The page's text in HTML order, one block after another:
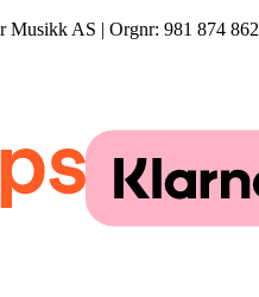
Musikk AS | Orgnr: 981 874 862